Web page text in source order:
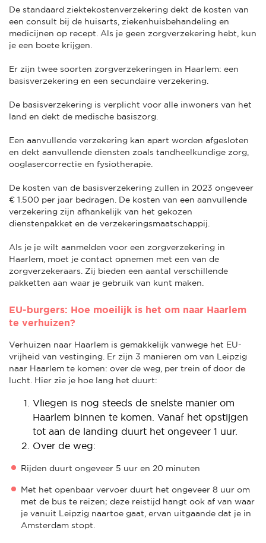
De standaard ziektekostenverzekering dekt de kosten van
een consult bij de huisarts, ziekenhuisbehandeling en
medicijnen op recept. Als je geen zorgverzekering hebt, kun
je een boete krijgen.
Er zijn twee soorten zorgverzekeringen in Haarlem: een
basisverzekering en een secundaire verzekering.
De basisverzekering is verplicht voor alle inwoners van het
land en dekt de medische basiszorg.
Een aanvullende verzekering kan apart worden afgesloten
en dekt aanvullende diensten zoals tandheelkundige zorg,
ooglasercorrectie en fysiotherapie.
De kosten van de basisverzekering zullen in 2023 ongeveer
€ 1.500 per jaar bedragen. De kosten van een aanvullende
verzekering zijn afhankelijk van het gekozen
dienstenpakket en de verzekeringsmaatschappij.
Als je je wilt aanmelden voor een zorgverzekering in
Haarlem, moet je contact opnemen met een van de
zorgverzekeraars. Zij bieden een aantal verschillende
pakketten aan waar je gebruik van kunt maken.
EU-burgers: Hoe moeilijk is het om naar Haarlem
te verhuizen?
Verhuizen naar Haarlem is gemakkelijk vanwege het EU-
vrijheid van vestinging. Er zijn 3 manieren om van Leipzig
naar Haarlem te komen: over de weg, per trein of door de
lucht. Hier zie je hoe lang het duurt:
Vliegen is nog steeds de snelste manier om
Haarlem binnen te komen. Vanaf het opstijgen
tot aan de landing duurt het ongeveer 1 uur.
Over de weg:
Rijden duurt ongeveer 5 uur en 20 minuten
Met het openbaar vervoer duurt het ongeveer 8 uur om
met de bus te reizen; deze reistijd hangt ook af van waar
je vanuit Leipzig naartoe gaat, ervan uitgaande dat je in
Amsterdam stopt.